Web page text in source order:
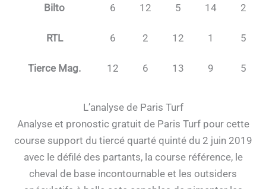
Bilto 6 12 5 14 2
RTL 6 2 12 1 5
Tierce Mag. 12 6 13 9 5
L’analyse de Paris Turf
Analyse et pronostic gratuit de Paris Turf pour cette
course support du tiercé quarté quinté du 2 juin 2019
avec le défilé des partants, la course référence, le
cheval de base incontournable et les outsiders